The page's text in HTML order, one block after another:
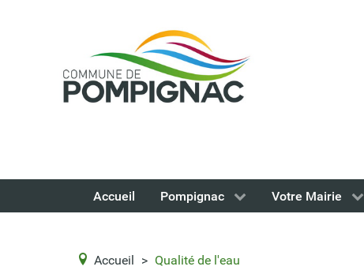
Accueil Pompignac Votre Mairie
Accueil > Qualité de l'eau